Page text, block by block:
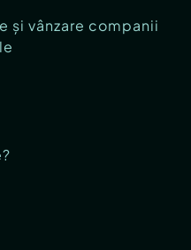
și vânzare companii